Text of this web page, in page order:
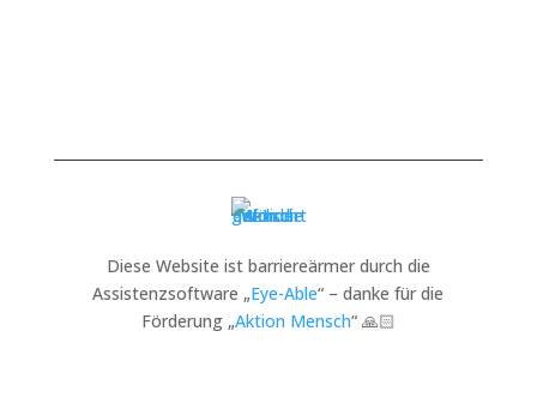
Diese Website ist barriereärmer durch die
Assistenzsoftware „Eye-Able“ – danke für die
Förderung „Aktion Mensch“ 🙏🏻